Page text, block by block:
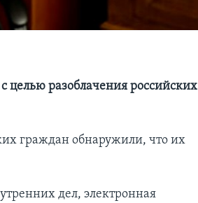
разоблачения российских
граждан обнаружили, что их
дел, электронная